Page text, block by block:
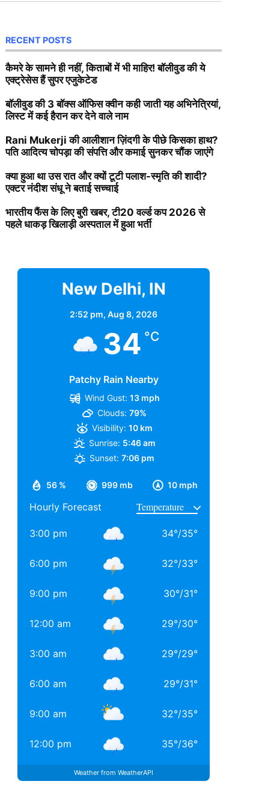
RECENT POSTS
कैमरे के सामने ही नहीं, किताबों में भी माहिर! बॉलीवुड की ये
एक्ट्रेसेस हैं सुपर एजुकेटेड
बॉलीवुड की 3 बॉक्स ऑफिस क्वीन कही जाती यह अभिनेत्रियां,
लिस्ट में कई हैरान कर देने वाले नाम
Rani Mukerji की आलीशान ज़िंदगी के पीछे किसका हाथ?
पति आदित्य चोपड़ा की संपत्ति और कमाई सुनकर चौंक जाएंगे
क्या हुआ था उस रात और क्यों टूटी पलाश-स्मृति की शादी?
एक्टर नंदीश संधू ने बताई सच्चाई
भारतीय फैंस के लिए बुरी खबर, टी20 वर्ल्ड कप 2026 से
पहले धाकड़ खिलाड़ी अस्पताल में हुआ भर्ती
New Delhi, IN
2:52 pm, Aug 8, 2026
34 °C
Patchy Rain Nearby
56 % 999 mb 10 mph
Wind Gust: 13 mph
Clouds: 79%
Visibility: 10 km
Sunrise: 5:46 am
Sunset: 7:06 pm
Hourly Forecast
3:00 pm 34°/35°
6:00 pm 32°/33°
9:00 pm 30°/31°
12:00 am 29°/30°
3:00 am 29°/29°
6:00 am 29°/31°
9:00 am 32°/35°
12:00 pm 35°/36°
Weather from WeatherAPI